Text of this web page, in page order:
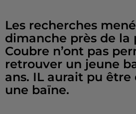
Les recherches
dimanche près de la
Coubre n’ont pas
retrouver un jeune
ans. IL aurait pu
une baïne.